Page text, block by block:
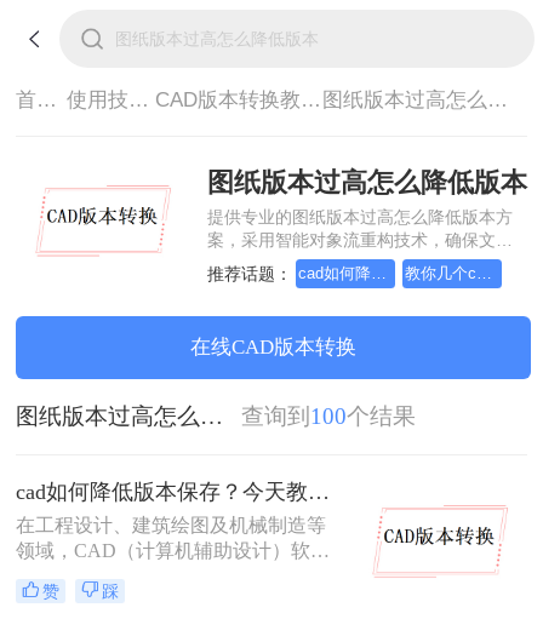
首页> 使用技巧> CAD版本转换教程> 图纸版本过高怎么降低版本
图纸版本过高怎么降低版本
提供专业的图纸版本过高怎么降低版本方
案，采用智能对象流重构技术，确保文档
1:1高保真还原且排版不乱码。支持一键批
量处理，全链路 SSL 加密保障隐私安全。
本，无需安装，高效办公。
推荐话题： cad如何降低版本保存 教你几个cad版本转换的方法
在线CAD版本转换
图纸版本过高怎么降低版本 查询到 100个结果
cad如何降低版本保存？今天教你3种三种实用方法对比！
在工程设计、建筑绘图及机械制造等
领域，CAD（计算机辅助设计）软件
被广泛应用于二维和三维设计工作。
然而，不同版本的 CAD 软件之间存
赞 踩